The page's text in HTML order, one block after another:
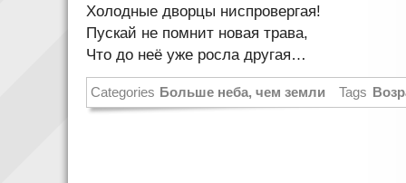
Холодные дворцы ниспровергая!
Пускай не помнит новая трава,
Что до неё уже росла другая…
Categories Больше неба, чем земли Tags